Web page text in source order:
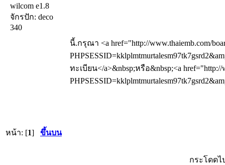
wilcom e1.8
จักรปัก: deco
340
นี้.กรุณา <a href="http://www.thaiemb.com/
ทะเบียน</a>&nbsp;หรือ&nbsp;<a href="http://
หน้า: [1] ขึ้นบน
กระโดดไ